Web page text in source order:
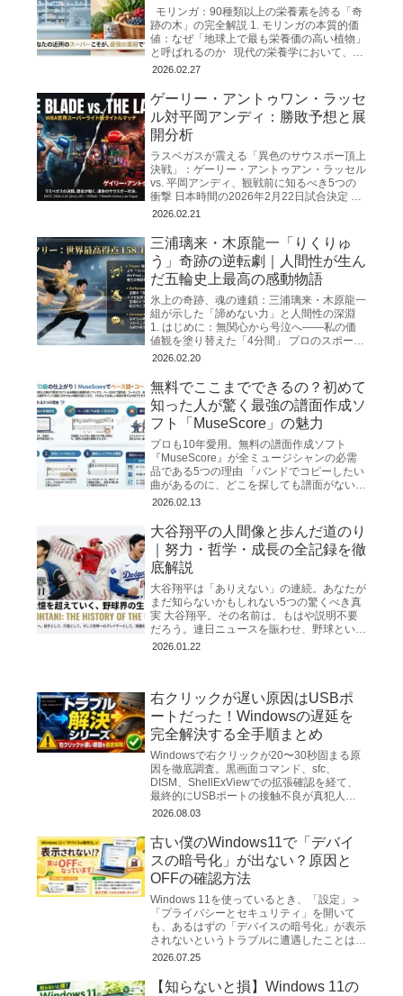
モリンガ：90種類以上の栄養素を誇る「奇
跡の木」の完全解説 1. モリンガの本質的価
値：なぜ「地球上で最も栄養価の高い植物」
と呼ばれるのか 現代の栄養学において、私
たちは「飽食の中の栄養失調」
2026.02.27
ゲーリー・アントゥワン・ラッセ
ル対平岡アンディ：勝敗予想と展
開分析
ラスベガスが震える「異色のサウスポー頂上
決戦」：ゲーリー・アントゥアン・ラッセル
vs. 平岡アンディ、観戦前に知るべき5つの
衝撃 日本時間の2026年2月22日試合決定 ゲ
ーリー・アントゥアン・ラッセルVS平岡ア
2026.02.21
三浦璃来・木原龍一「りくりゅ
う」奇跡の逆転劇｜人間性が生ん
だ五輪史上最高の感動物語
氷上の奇跡、魂の連鎖：三浦璃来・木原龍一
組が示した「諦めない力」と人間性の深淵
1. はじめに：無関心から号泣へ――私の価
値観を塗り替えた「4分間」 プロのスポー
ツ・ノンフィクション作家として、私はこれ
2026.02.20
無料でここまでできるの？初めて
知った人が驚く最強の譜面作成ソ
フト「MuseScore」の魅力
プロも10年愛用。無料の譜面作成ソフト
『MuseScore』が全ミュージシャンの必需
品である5つの理由 「バンドでコピーしたい
曲があるのに、どこを探しても譜面がない」
「ネットで見つけたコード譜が簡素すぎて、
2026.02.13
大谷翔平の人間像と歩んだ道のり
｜努力・哲学・成長の全記録を徹
底解説
大谷翔平は「ありえない」の連続。あなたが
まだ知らないかもしれない5つの驚くべき真
実 大谷翔平。その名前は、もはや説明不要
だろう。連日ニュースを賑わせ、野球という
スポーツの枠を超えて世界中を熱狂させるス
2026.01.22
右クリックが遅い原因はUSBポ
ートだった！Windowsの遅延を
完全解決する全手順まとめ
Windowsで右クリックが20〜30秒固まる原
因を徹底調査。黒画面コマンド、sfc、
DISM、ShellExViewでの拡張確認を経て、
最終的にUSBポートの接触不良が真犯人と
判明。完全解決までの全手順を詳しく解説。
2026.08.03
古い僕のWindows11で「デバイ
スの暗号化」が出ない？原因と
OFFの確認方法
Windows 11を使っているとき、「設定」＞
「プライバシーとセキュリティ」を開いて
も、あるはずの「デバイスの暗号化」が表示
されないというトラブルに遭遇したことはあ
りませんか？ 「暗号化を解除（OFF）した
2026.07.25
【知らないと損】Windows 11の